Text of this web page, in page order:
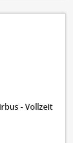
- Vollzeit